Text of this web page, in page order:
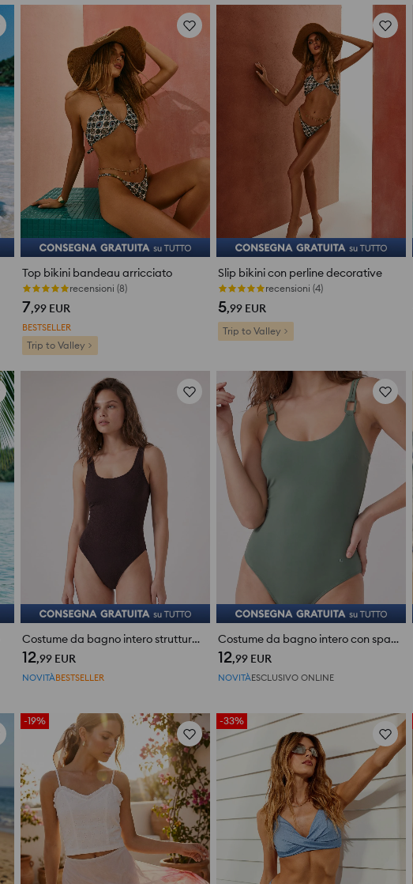
Top bikini bandeau arricciato
Ultimi pezzi
7,99 EUR
BESTSELLER
Trip to Valley
Slip bikini con perline decorative
recensioni (4)
5,99 EUR
Trip to Valley
Costume da bagno intero strutturato
12,99 EUR
NOVITÀBESTSELLER
Costume da bagno intero con spalline decorative
12,99 EUR
NOVITÀESCLUSIVO ONLINE
-19% -33%